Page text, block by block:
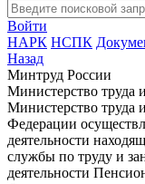
Войти
НАРК НСПК
Назад
Минтруд России
Министерство труда
Министерство труда
Федерации
деятельности
службы по труду и
деятельности